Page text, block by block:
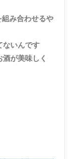
み合わせるや
ないんです
が美味しく